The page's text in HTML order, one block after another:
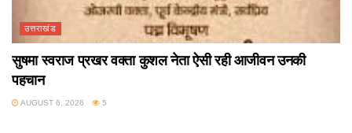
उत्तराखंड
सुषमा स्वराज प्रखर वक्ता कुशल नेता ऐसी रही आजीवन उनकी
पहचान
AUGUST 6, 2026 5